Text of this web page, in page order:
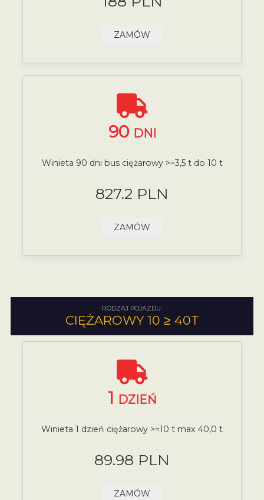
ZAMÓW
90 DNI
Winieta 90 dni bus ciężarowy >=3,5 t do 10 t
827.2 PLN
ZAMÓW
RODZAJ POJAZDU:
CIĘŻAROWY 10 ≥ 40T
1 DZIEŃ
Winieta 1 dzień ciężarowy >=10 t max 40,0 t
89.98 PLN
ZAMÓW